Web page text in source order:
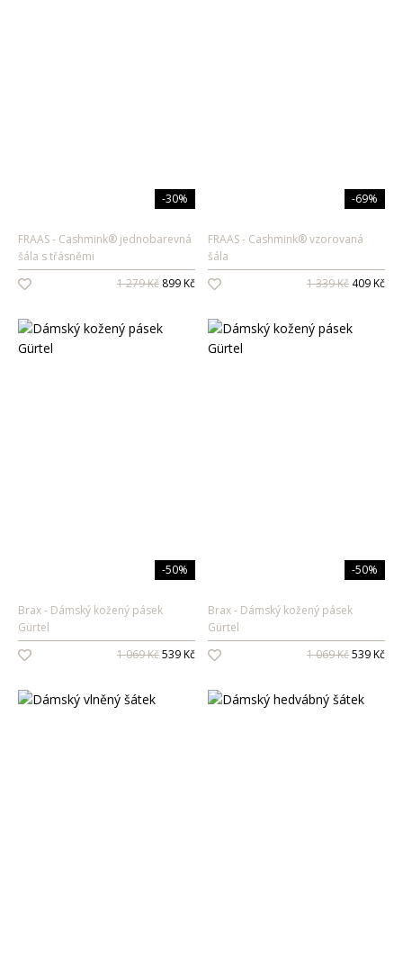
-30%
FRAAS
Cashmink® jednobarevná
šála s třásněmi
1 279 Kč 899 Kč
-69%
FRAAS
Cashmink® vzorovaná
šála
1 339 Kč 409 Kč
-50%
Brax
Dámský kožený pásek
Gürtel
1 069 Kč539 Kč
-50%
Brax
Dámský kožený pásek
Gürtel
1 069 Kč539 Kč